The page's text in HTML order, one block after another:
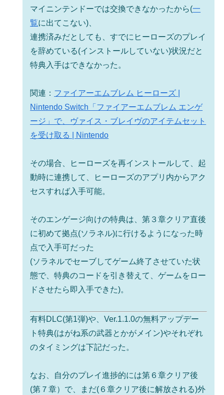
マイニンテンドーでは交換できなかったから(一
覧に出てこない)、
連携済みだとしても、すでにヒーローズのプレイ
を辞めている(インストールしていない)状況だと
特典入手はできなかった。
関連： ファイアーエムブレム ヒーローズ |
Nintendo Switch「ファイアーエムブレム エンゲ
ージ」で、ヴァイス・ブレイヴのアイテムセット
を受け取る | Nintendo
その場合、ヒーローズを再インストールして、起
動時に連携して、ヒーローズのアプリ内からアク
セスすれば入手可能。
そのエンゲージ向けの特典は、第３章クリア直後
に初めて拠点(ソラネル)に行けるようになった時
点で入手可だった
(ソラネルでセーブしてゲーム終了させていた状
態で、特典のコードを引き替えて、ゲームをロー
ドさせたら即入手できた)。
有料DLC(第1弾)や、Ver.1.1.0の無料アップデー
ト特典(はがね系の武器とかがメイン)やそれぞれ
のタイミングは下記だった。
なお、自分のプレイ進捗的には第６章クリア後
(第７章）で、まだ(６章クリア後に解放される)外